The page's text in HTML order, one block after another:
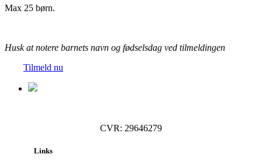
Max 25 børn.
Husk at notere barnets navn og fødselsdag ved tilmeldingen
Tilmeld nu
CVR: 29646279
Links